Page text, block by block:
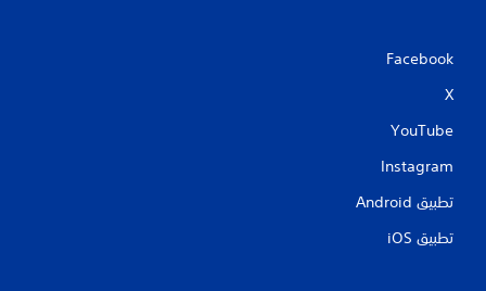
Facebook
X
YouTube
Instagram
تطبيق Android‏
تطبيق iOS‏